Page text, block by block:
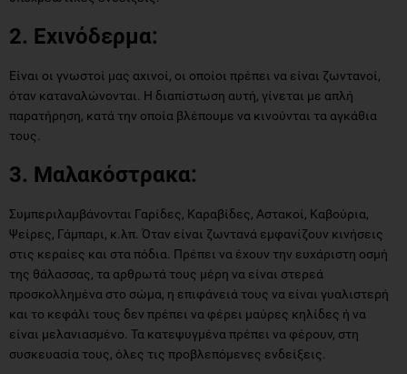
2. Εχινόδερμα:
Είναι οι γνωστοί μας αχινοί, oι οποίοι πρέπει να είναι ζωντανοί,
όταν καταναλώνονται. Η διαπίστωση αυτή, γίνεται με απλή
παρατήρηση, κατά την οποία βλέπουμε να κινούνται τα αγκάθια
τους.
3. Μαλακόστρακα:
Συμπεριλαμβάνονται Γαρίδες, Καραβίδες, Αστακοί, Καβούρια,
Ψείρες, Γάμπαρι, κ.λπ. Όταν είναι ζωντανά εμφανίζουν κινήσεις
στις κεραίες και στα πόδια. Πρέπει να έχουν την ευχάριστη οσμή
της θάλασσας, τα αρθρωτά τους μέρη να είναι στερεά
προσκολλημένα στο σώμα, η επιφάνειά τους να είναι γυαλιστερή
και το κεφάλι τους δεν πρέπει να φέρει μαύρες κηλίδες ή να
είναι μελανιασμένο. Τα κατεψυγμένα πρέπει να φέρουν, στη
συσκευασία τους, όλες τις προβλεπόμενες ενδείξεις.